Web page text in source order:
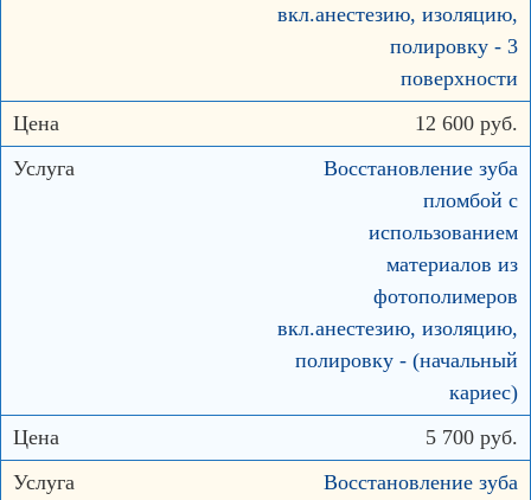
вкл.анестезию, изоляцию,
полировку - 3
поверхности
12 600 руб.
Восстановление зуба
пломбой с
использованием
материалов из
фотополимеров
вкл.анестезию, изоляцию,
полировку - (начальный
кариес)
5 700 руб.
Восстановление зуба